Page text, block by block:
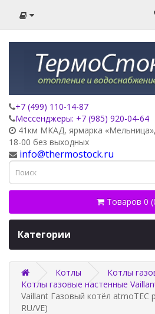
+7 (499) 110-14-87
Мессенджеры: +7 (985) 920-04-64
41км МКАД, ярмарка
18-00 без выходных
info@thermostock.ru
Товаров 0
Категории
Котлы
Котлы
Котлы газовые настенные
Vaillant Газовый котёл atmoTEC
RU/VE)